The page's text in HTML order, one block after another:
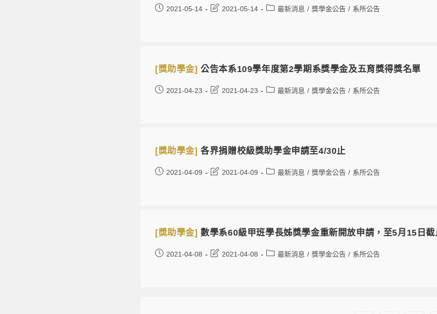
2021-05-14 2021-05-14 最新消息 / 獎學金公告 / 系所公告
[獎助學金]公告本系109學年度第2學期系獎學金及五育獎得獎名單
2021-04-23 2021-04-23 最新消息 / 獎學金公告 / 系所公告
[獎助學金]各界捐贈校級獎助學金申請至4/30止
2021-04-09 2021-04-09 最新消息 / 獎學金公告 / 系所公告
[獎助學金]數學系60級甲班學長姊獎學金重新開放申請，至5月15日截
2021-04-08 2021-04-08 最新消息 / 獎學金公告 / 系所公告